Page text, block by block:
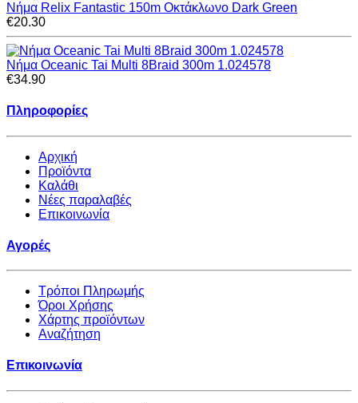
Νήμα Relix Fantastic 150m Οκτάκλωνο Dark Green
€20.30
Νήμα Oceanic Tai Multi 8Braid 300m 1.024578
€34.90
Πληροφορίες
Αρχική
Προϊόντα
Καλάθι
Νέες παραλαβές
Επικοινωνία
Αγορές
Τρόποι Πληρωμής
Όροι Χρήσης
Χάρτης προϊόντων
Αναζήτηση
Επικοινωνία